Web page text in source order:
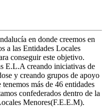
en donde creemos en
a las Entidades Locales
conseguir este objetivo.
E.L.A creando iniciativas de
y creando grupos de apoyo
más de 46 entidades
confederados dentro de la
Menores(F.E.E.M).